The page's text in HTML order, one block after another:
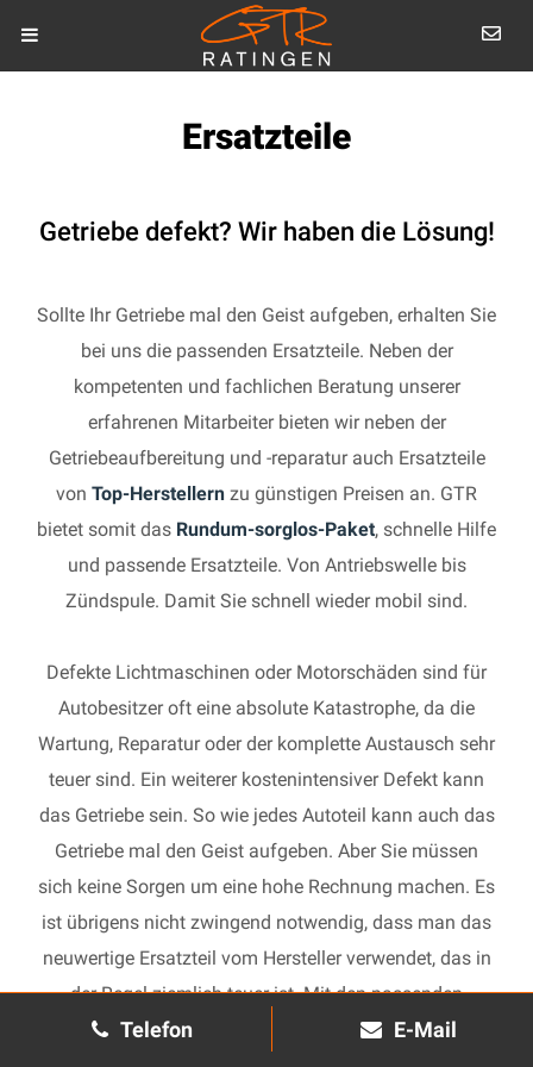
Telefon E-Mail
Ersatzteile
Getriebe defekt? Wir haben die Lösung!
Sollte Ihr Getriebe mal den Geist aufgeben, erhalten Sie
bei uns die passenden Ersatzteile. Neben der
kompetenten und fachlichen Beratung unserer
erfahrenen Mitarbeiter bieten wir neben der
Getriebeaufbereitung und -reparatur auch Ersatzteile
von Top-Herstellern zu günstigen Preisen an. GTR
bietet somit das Rundum-sorglos-Paket, schnelle Hilfe
und passende Ersatzteile. Von Antriebswelle bis
Zündspule. Damit Sie schnell wieder mobil sind.
Defekte Lichtmaschinen oder Motorschäden sind für
Autobesitzer oft eine absolute Katastrophe, da die
Wartung, Reparatur oder der komplette Austausch sehr
teuer sind. Ein weiterer kostenintensiver Defekt kann
das Getriebe sein. So wie jedes Autoteil kann auch das
Getriebe mal den Geist aufgeben. Aber Sie müssen
sich keine Sorgen um eine hohe Rechnung machen. Es
ist übrigens nicht zwingend notwendig, dass man das
neuwertige Ersatzteil vom Hersteller verwendet, das in
der Regel ziemlich teuer ist. Mit den passenden
Ersatzteilen kann jedes gebrauchte Getriebe schnell